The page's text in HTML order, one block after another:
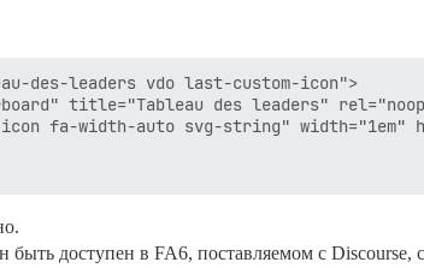
des-leaders vdo last-custom-icon">
title="Tableau des leaders"
fa-width-auto svg-string"
доступен в FA6, поставляемом с Discourse,